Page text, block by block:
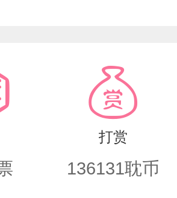
变态。直到某天他才发
正直到油盐不进。玩着
来个能灭世的老婆，还
×冷面猎鬼首领，他是恶
打赏
136131耽币